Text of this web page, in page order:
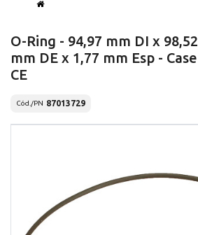
O-Ring - 94,97 mm DI x 98,52
mm DE x 1,77 mm Esp - Case
CE
Cód./PN 87013729